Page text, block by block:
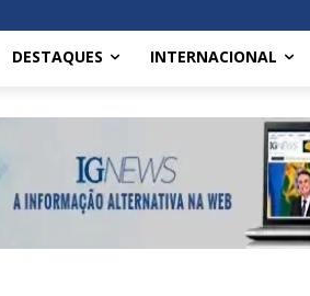
DESTAQUES INTERNACIONAL